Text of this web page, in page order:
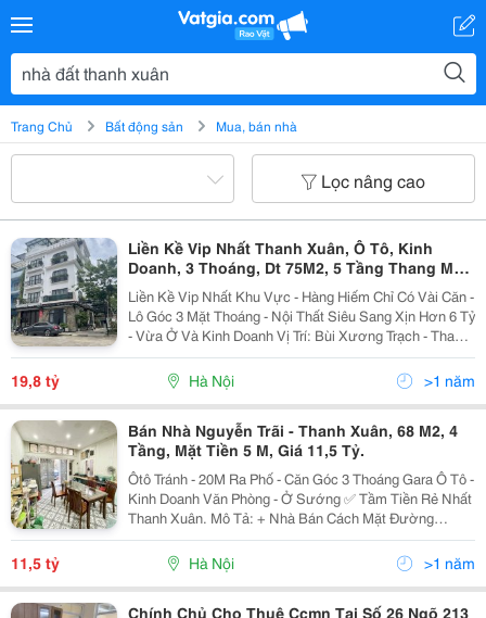
Trang Chủ Bất động sản Mua, bán nhà
Lọc nâng cao
Liền Kề Vip Nhất Thanh Xuân, Ô Tô, Kinh
Doanh, 3 Thoáng, Dt 75M2, 5 Tầng Thang Máy,
19.8 Tỷ
Liền Kề Vip Nhất Khu Vực - Hàng Hiếm Chỉ Có Vài Căn -
Lô Góc 3 Mặt Thoáng - Nội Thất Siêu Sang Xịn Hơn 6 Tỷ
- Vừa Ở Và Kinh Doanh Vị Trí: Bùi Xương Trạch - Thanh
Xuân Diện Tích: 75M2 X 5 Tầng Mặt 5M Giá: 19.8 Tỷ -
Thương Lượng Sổ Đỏ...
19,8 tỷ Hà Nội >1 năm
Bán Nhà Nguyễn Trãi - Thanh Xuân, 68 M2, 4
Tầng, Mặt Tiền 5 M, Giá 11,5 Tỷ.
Ôtô Tránh - 20M Ra Phố - Căn Góc 3 Thoáng Gara Ô Tô -
Kinh Doanh Văn Phòng - Ở Sướng ✅ Tầm Tiền Rẻ Nhất
Thanh Xuân. Mô Tả: + Nhà Bán Cách Mặt Đường
Nguyễn Trãi 20M. Ô Tô Đỗ Trong Nhà Và Ngoài Cửa. +
Nhà Mặt Ngõ Ô Tô Tránh, Xây 4 Tầng Btct Chắc
Chắn,...
11,5 tỷ Hà Nội >1 năm
Chính Chủ Cho Thuê Ccmn Tại Số 26 Ngõ 213